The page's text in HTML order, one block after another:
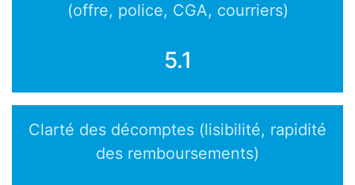
(offre, police, CGA, courriers)
5.1
Clarté des décomptes (lisibilité, rapidité
des remboursements)